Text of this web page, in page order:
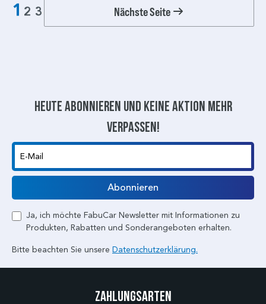
1 2 3 Nächste Seite
Heute abonnieren und keine aktion mehr
verpassen!
E-Mail
Abonnieren
Ja, ich möchte FabuCar Newsletter mit Informationen zu
Produkten, Rabatten und Sonderangeboten erhalten.
Bitte beachten Sie unsere Datenschutzerklärung.
Zahlungsarten